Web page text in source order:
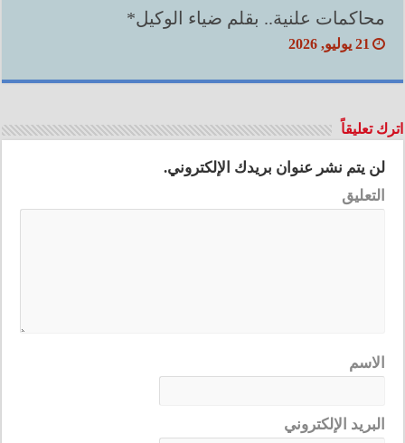
محاكمات علنية.. بقلم ضياء الوكيل*
21 يوليو, 2026
اترك تعليقاً
لن يتم نشر عنوان بريدك الإلكتروني.
التعليق
الاسم
البريد الإلكتروني